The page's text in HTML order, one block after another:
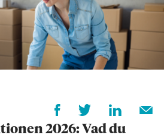
2026: Vad du